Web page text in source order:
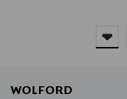
WOLFORD